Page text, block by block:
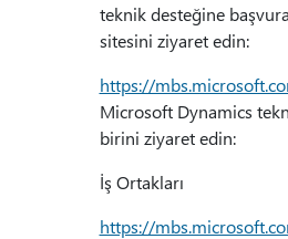
teknik desteğine
sitesini ziyaret edin:
https://
Microsoft Dynamics
birini ziyaret edin:
İş Ortakları
https://